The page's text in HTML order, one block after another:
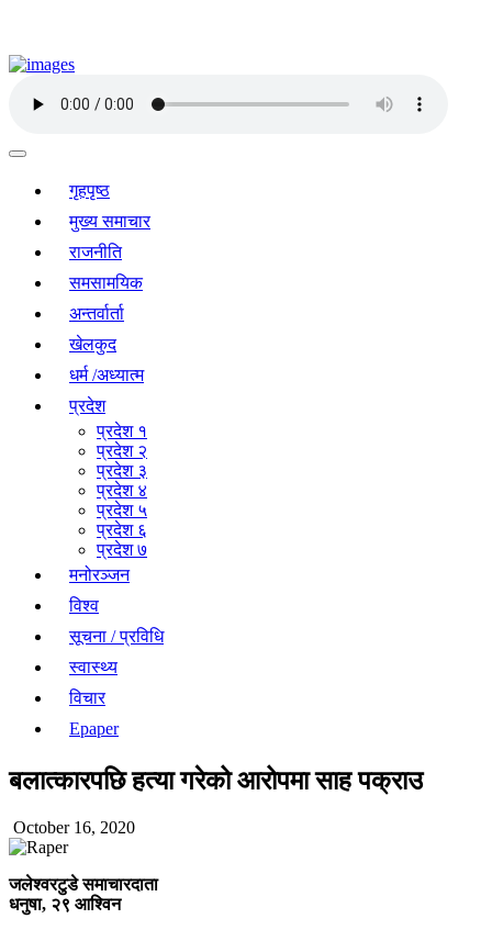
गृहपृष्ठ
मुख्य समाचार
राजनीति
समसामयिक
अन्तर्वार्ता
खेलकुद
धर्म /अध्यात्म
प्रदेश
प्रदेश १
प्रदेश २
प्रदेश ३
प्रदेश ४
प्रदेश ५
प्रदेश ६
प्रदेश ७
मनोरञ्जन
विश्व
सूचना / प्रविधि
स्वास्थ्य
विचार
Epaper
बलात्कारपछि हत्या गरेको आरोपमा साह पक्राउ
October 16, 2020
जलेश्वरटुडे समाचारदाता
धनुषा, २९ आश्विन